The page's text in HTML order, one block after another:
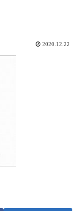
2020.12.22